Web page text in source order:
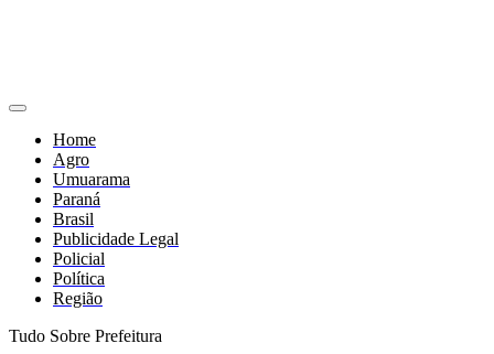
Home
Agro
Umuarama
Paraná
Brasil
Publicidade Legal
Policial
Política
Região
Tudo Sobre Prefeitura